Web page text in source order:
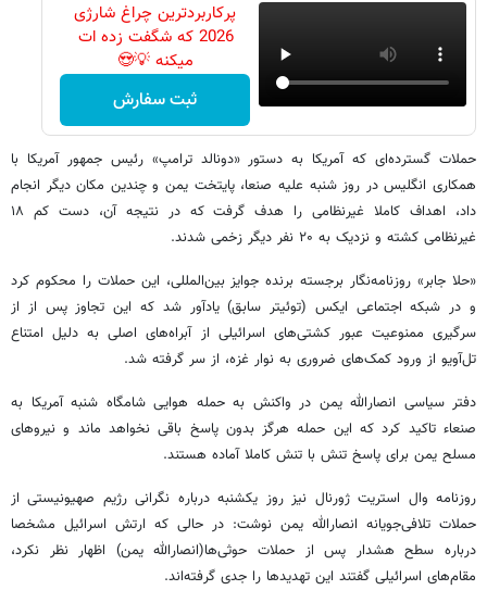
پرکاربردترین چراغ شارژی
2026 که شگفت زده ات
میکنه 💡😍
ثبت سفارش
حملات گسترده‌ای که آمریکا به دستور «دونالد ترامپ» رئیس جمهور آمریکا با
همکاری انگلیس در روز شنبه علیه صنعا، پایتخت یمن و چندین مکان دیگر انجام
داد، اهداف کاملا غیرنظامی را هدف گرفت که در نتیجه آن، دست کم ۱۸
غیرنظامی کشته و نزدیک به ۲۰ نفر دیگر زخمی شدند.
«حلا جابر» روزنامه‌نگار برجسته برنده جوایز بین‌المللی، این حملات را محکوم کرد
و در شبکه اجتماعی ایکس (توئیتر سابق) یادآور شد که این تجاوز پس از از
سرگیری ممنوعیت عبور کشتی‌های اسرائیلی از آبراه‌های اصلی به دلیل امتناع
تل‌آویو از ورود کمک‌های ضروری به نوار غزه، از سر گرفته شد.
دفتر سیاسی انصارالله یمن در واکنش به حمله هوایی شامگاه شنبه آمریکا به
صنعاء تاکید کرد که این حمله هرگز بدون پاسخ باقی نخواهد ماند و نیروهای
مسلح یمن برای پاسخ تنش با تنش کاملا آماده هستند.
روزنامه وال‌ استریت ژورنال نیز روز یکشنبه درباره نگرانی رژیم صهیونیستی از
حملات تلافی‌جویانه انصارالله یمن نوشت: در حالی که ارتش اسرائیل مشخصا
درباره سطح هشدار پس از حملات حوثی‌ها(انصارالله یمن) اظهار نظر نکرد،
مقام‌های اسرائیلی گفتند این تهدیدها را جدی گرفته‌اند.